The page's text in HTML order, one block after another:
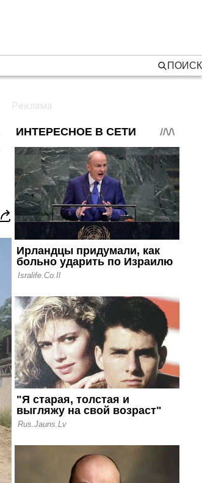
ПОИСК